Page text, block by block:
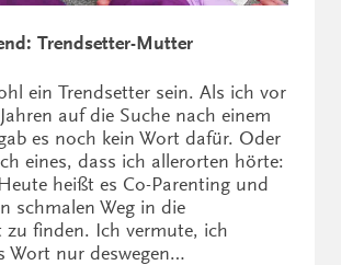
Trendsetter-Mutter
ein Trendsetter sein. Als ich vor
auf die Suche nach einem
es noch kein Wort dafür. Oder
eines, dass ich allerorten hörte:
heißt es Co-Parenting und
schmalen Weg in die
zu finden. Ich vermute, ich
Wort nur deswegen…